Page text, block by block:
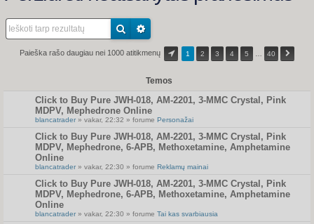
Paieška rašo daugiau nei 1000 atitikmenų 1 2 3 4 5 40
Temos
Click to Buy Pure JWH-018, AM-2201, 3-MMC Crystal, Pink
MDPV, Mephedrone Online
blancatrader » vakar, 22:32 » forume Personažai
Click to Buy Pure JWH-018, AM-2201, 3-MMC Crystal, Pink
MDPV, Mephedrone, 6-APB, Methoxetamine, Amphetamine
Online
blancatrader » vakar, 22:30 » forume Reklamų mainai
Click to Buy Pure JWH-018, AM-2201, 3-MMC Crystal, Pink
MDPV, Mephedrone, 6-APB, Methoxetamine, Amphetamine
Online
blancatrader » vakar, 22:30 » forume Tai kas svarbiausia